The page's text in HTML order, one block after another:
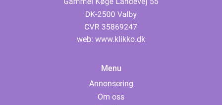
web: www.klikko.dk
Menu
Annonsering
Om oss